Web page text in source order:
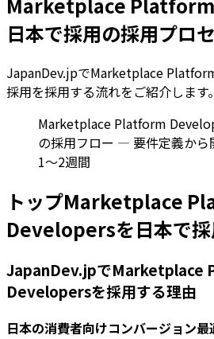
日本で採用の採用プロ
JapanDev.jpでMarketplace
採用を採用する流れをご紹介します。
Marketplace Platform
の採用フロー — 要件定義から
1〜2週間
トップMarketplace
Developersを日本で
JapanDev.jpでMarketplace
Developersを採用する理由
日本の消費者向けコンバージョン最